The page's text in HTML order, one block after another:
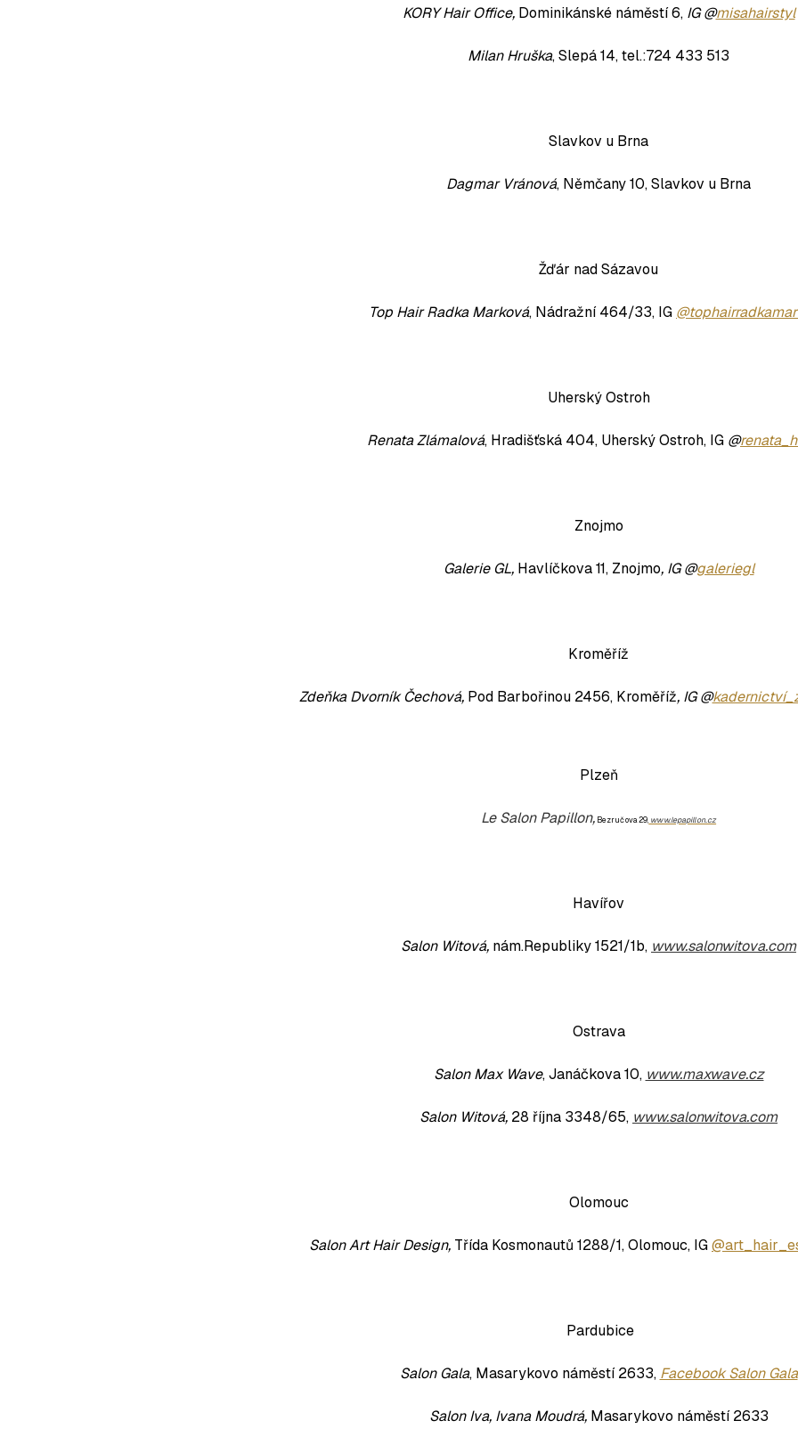
KORY Hair Office, Dominikánské náměstí 6, IG @misahairstyl
Milan Hruška, Slepá 14, tel.:724 433 513
Slavkov u Brna
Dagmar Vránová, Němčany 10, Slavkov u Brna
Žďár nad Sázavou
Top Hair Radka Marková, Nádražní 464/33, IG
Uherský Ostroh
Renata Zlámalová, Hradišťská 404, Uherský Ostroh, IG @
Znojmo
Galerie GL, Havlíčkova 11, Znojmo, IG @galeriegl
Kroměříž
Zdeňka Dvorník Čechová,Pod Barbořinou 2456, Kroměříž, IG @
Plzeň
Le Salon Papillon,Bezručova 29, www.lepapillon.cz
Havířov
Salon Witová, nám.Republiky 1521/1b, www.salonwitova.com
Ostrava
Salon Max Wave, Janáčkova 10, www.maxwave.cz
Salon Witová, 28 října 3348/65, www.salonwitova.com
Olomouc
Salon Art Hair Design, Třída Kosmonautů 1288/1, Olomouc, IG
Pardubice
Salon Gala, Masarykovo náměstí 2633, Facebook Salon Gala
Salon Iva, Ivana Moudrá, Masarykovo náměstí 2633